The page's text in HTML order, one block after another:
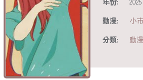
動漫:
小
分類:
動漫
分享至
享至 X
分享至
製鏈結